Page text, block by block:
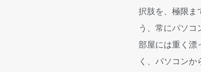
択肢を、極限ま
う、常にパソ
部屋には重く漂
く、パソコン